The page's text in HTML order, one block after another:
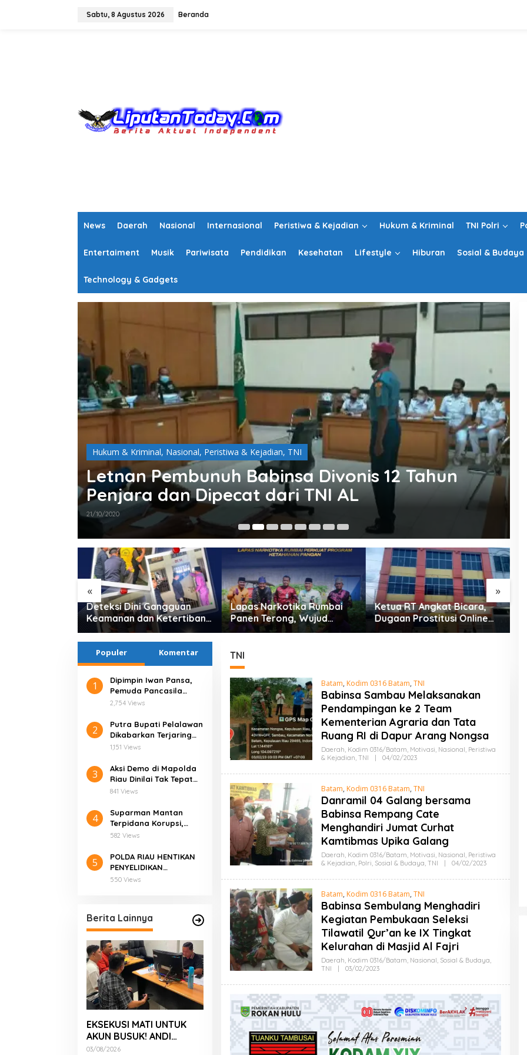
Sabtu, 8 Agustus 2026 Beranda
News Daerah Nasional Internasional Peristiwa & Kejadian Hukum & Kriminal TNI Polri
Entertaiment Musik Pariwisata Pendidikan Kesehatan Lifestyle Hiburan Sosial & Budaya
Technology & Gadgets
Hukum & Kriminal, Nasional, Peristiwa & Kejadian, TNI
Letnan Pembunuh Babinsa Divonis 12 Tahun
Penjara dan Dipecat dari TNI AL
21/10/2020
« »
Deteksi Dini Gangguan
Keamanan dan Ketertiban,
Lapas Narkotika Rumbai
Gelar Razia Rutin Blok
Hunian
Lapas Narkotika Rumbai
Panen Terong, Wujud
Nyata Dukung Program
Ketua RT Angkat Bicara,
Dugaan Prostitusi Online
dan Legalitas Z Homestay
Populer Komentar
1
Dipimpin Iwan Pansa,
Pemuda Pancasila
Kota Pekanbaru Jauh
Solid
2,754 Views
2
Putra Bupati Pelalawan
Dikabarkan Terjaring
Razia Narkoba di THM
1,151 Views
3
Aksi Demo di Mapolda
Riau Dinilai Tak Tepat
Sasaran, GEMMPAR:
Pribadi”
841 Views
4
Suparman Mantan
Terpidana Korupsi,
Iwan Pansa Eks Kasus
Seret Marwah Melayu
ke Konflik Pribadi
582 Views
5
POLDA RIAU HENTIKAN
PENYELIDIKAN
TERHADAP SAUDARA
550 Views
Berita Lainnya
EKSEKUSI MATI UNTUK
AKUN BUSUK! ANDI
MORENA DIJAGAL FITNAH
03/08/2026
TNI
Batam, Kodim 0316 Batam, TNI
Babinsa Sambau Melaksanakan
Pendampingan ke 2 Team
Kementerian Agraria dan Tata
Ruang RI di Dapur Arang Nongsa
Daerah, Kodim 0316/Batam, Motivasi, Nasional, Peristiwa
& Kejadian, TNI 04/02/2023O
E
A
D
M
I
N
Batam, Kodim 0316 Batam, TNI
Danramil 04 Galang bersama
Babinsa Rempang Cate
Menghandiri Jumat Curhat
Kamtibmas Upika Galang
Daerah, Kodim 0316/Batam, Motivasi, Nasional, Peristiwa
& Kejadian, Polri, Sosial & Budaya, TNI 04/02/2023O
E
Batam, Kodim 0316 Batam, TNI
Babinsa Sembulang Menghadiri
Kegiatan Pembukaan Seleksi
Tilawatil Qur’an ke IX Tingkat
Kelurahan di Masjid Al Fajri
Daerah, Kodim 0316/Batam, Nasional, Sosial & Budaya,
TNI
03/02/2023O
E
D
M
N